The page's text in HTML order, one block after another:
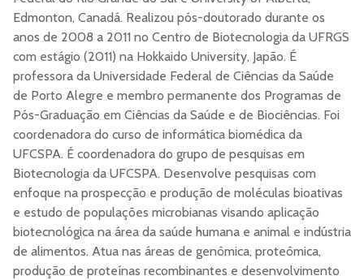
Edmonton, Canadá. Realizou pós-doutorado durante os
anos de 2008 a 2011 no Centro de Biotecnologia da UFRGS
com estágio (2011) na Hokkaido University, Japão. É
professora da Universidade Federal de Ciências da Saúde
de Porto Alegre e membro permanente dos Programas de
Pós-Graduação em Ciências da Saúde e de Biociências. Foi
coordenadora do curso de informática biomédica da
UFCSPA. É coordenadora do grupo de pesquisas em
Biotecnologia da UFCSPA. Desenvolve pesquisas com
enfoque na prospecção e produção de moléculas bioativas
e estudo de populações microbianas visando aplicação
biotecnológica na área da saúde humana e animal e indústria
de alimentos. Atua nas áreas de genômica, proteômica,
produção de proteínas recombinantes e desenvolvimento